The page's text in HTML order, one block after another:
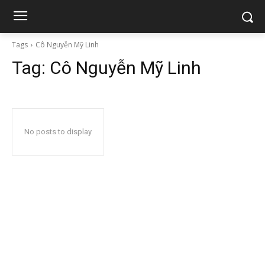
Tags Cô Nguyễn Mỹ Linh
Tag: Cô Nguyễn Mỹ Linh
No posts to display